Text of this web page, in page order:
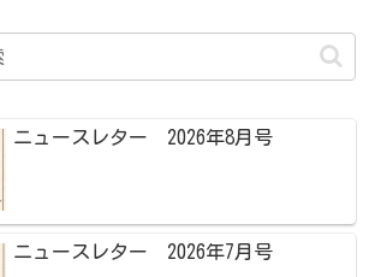
ニュースレター 2026年8月号
ニュースレター 2026年7月号